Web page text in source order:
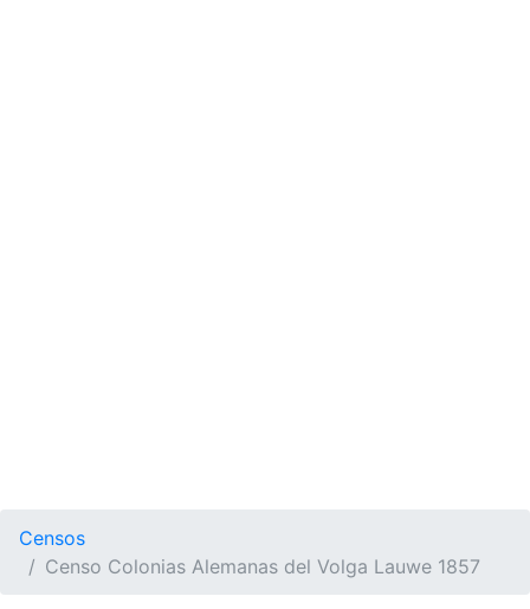
Censos
Censo Colonias Alemanas del Volga Lauwe 1857